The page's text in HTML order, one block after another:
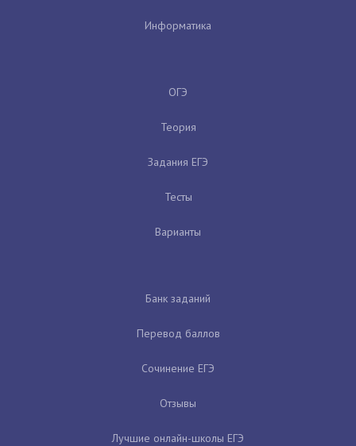
Информатика
ОГЭ
Теория
Задания ЕГЭ
Тесты
Варианты
Банк заданий
Перевод баллов
Сочинение ЕГЭ
Отзывы
Лучшие онлайн-школы ЕГЭ